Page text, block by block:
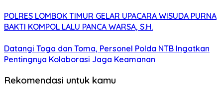
POLRES LOMBOK TIMUR GELAR UPACARA WISUDA PURNA
BAKTI KOMPOL LALU PANCA WARSA, S.H.
Datangi Toga dan Toma, Personel Polda NTB Ingatkan
Pentingnya Kolaborasi Jaga Keamanan
Rekomendasi untuk kamu